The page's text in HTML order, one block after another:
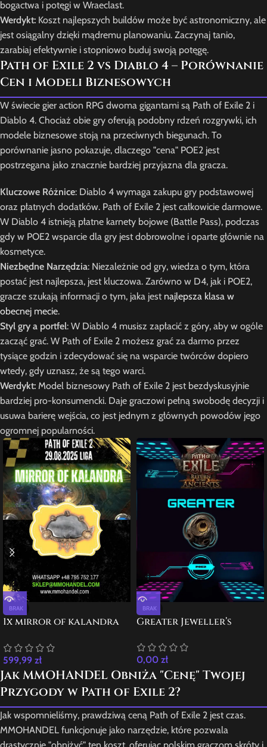
bogactwa i potęgi w Wraeclast.
Werdykt: Koszt najlepszych buildów może być astronomiczny, ale
jest osiągalny dzięki mądremu planowaniu. Zaczynaj tanio,
zarabiaj efektywnie i stopniowo buduj swoją potęgę.
Path of Exile 2 vs Diablo 4 – Porównanie
Cen i Modeli Biznesowych
W świecie gier action RPG dwoma gigantami są Path of Exile 2 i
Diablo 4. Chociaż obie gry oferują podobny rdzeń rozgrywki, ich
modele biznesowe stoją na przeciwnych biegunach. To
porównanie jasno pokazuje, dlaczego "cena" POE2 jest
postrzegana jako znacznie bardziej przyjazna dla gracza.
Kluczowe Różnice: Diablo 4 wymaga zakupu gry podstawowej
oraz płatnych dodatków. Path of Exile 2 jest całkowicie darmowe.
W Diablo 4 istnieją płatne karnety bojowe (Battle Pass), podczas
gdy w POE2 wsparcie dla gry jest dobrowolne i oparte głównie na
kosmetyce.
Niezbędne Narzędzia: Niezależnie od gry, wiedza o tym, która
postać jest najlepsza, jest kluczowa. Zarówno w D4, jak i POE2,
gracze szukają informacji o tym, jaka jest najlepsza klasa w
obecnej mecie.
Styl gry a portfel: W Diablo 4 musisz zapłacić z góry, aby w ogóle
zacząć grać. W Path of Exile 2 możesz grać za darmo przez
tysiące godzin i zdecydować się na wsparcie twórców dopiero
wtedy, gdy uznasz, że są tego warci.
Werdykt: Model biznesowy Path of Exile 2 jest bezdyskusyjnie
bardziej pro-konsumencki. Daje graczowi pełną swobodę decyzji i
usuwa barierę wejścia, co jest jednym z głównych powodów jego
ogromnej popularności.
BRAK
1x mirror of kalandra
599,99 zł
BRAK
Greater Jeweller’s
0,00 zł
Jak MMOHANDEL Obniża "Cenę" Twojej
Przygody w Path of Exile 2?
Jak wspomnieliśmy, prawdziwą ceną Path of Exile 2 jest czas.
MMOHANDEL funkcjonuje jako narzędzie, które pozwala
drastycznie "obniżyć" ten koszt, oferując polskim graczom skróty i